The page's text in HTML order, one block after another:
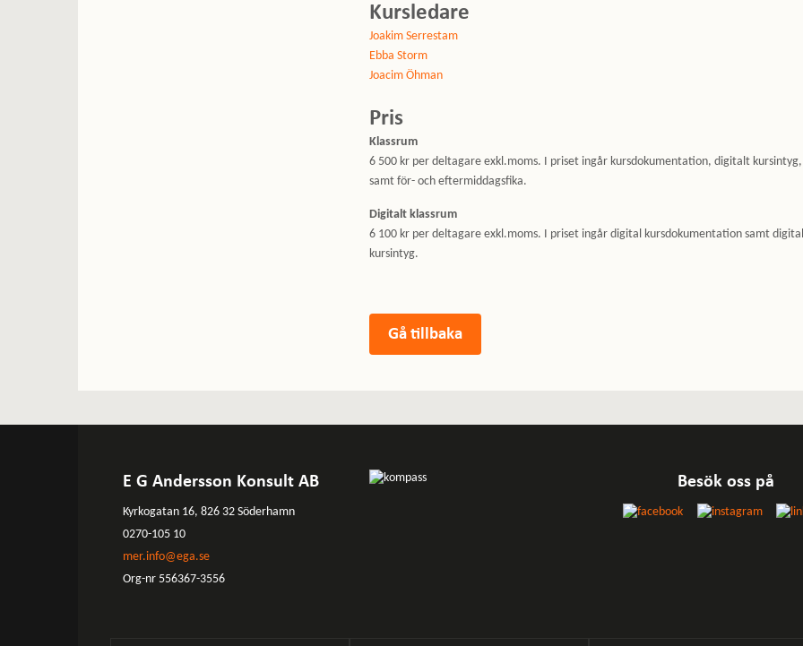
Kursledare
Joakim Serrestam
Ebba Storm
Joacim Öhman
Pris
Klassrum
6 500 kr per deltagare exkl.moms. I priset ingår kursdokumentation, digitalt
samt för- och eftermiddagsfika.
Digitalt klassrum
6 100 kr per deltagare exkl.moms. I priset ingår digital kursdokumentation samt
kursintyg.
E G Andersson Konsult AB
Kyrkogatan 16, 826 32 Söderhamn
0270-105 10
mer.info@ega.se
Org-nr 556367-3556
Besök oss på